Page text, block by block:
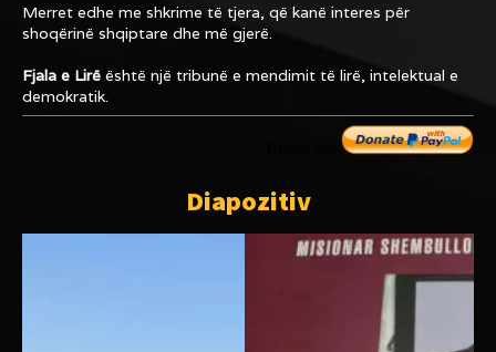
Merret edhe me shkrime të tjera, që kanë interes për
shoqërinë shqiptare dhe më gjerë.
Fjala e Lirë është një tribunë e mendimit të lirë, intelektual e
demokratik.
Diapozitiv